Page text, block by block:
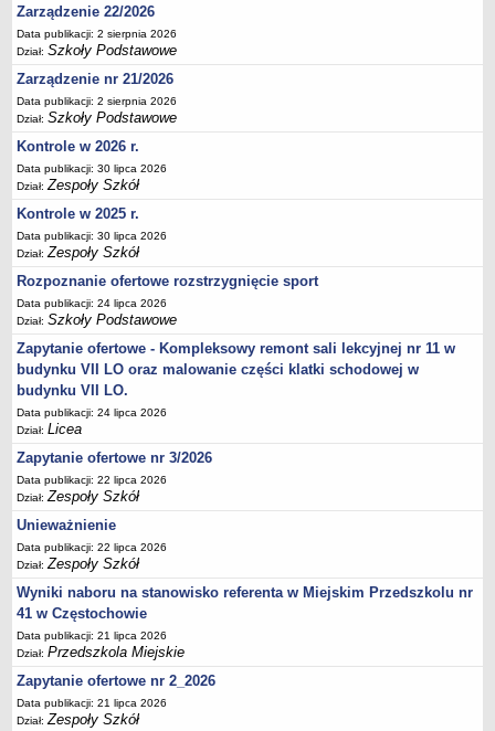
Majątek
Godziny dyżurów
Ogłoszenia
Zarządzenia
Rejestry, ewidencje, archiwa
Kontrole
PONOWNE WYKORZYSTYWANIE
Sprawozdania
Deklaracja dostępności
DEKLARACJA DOSTĘPNOŚCI
PONOWNE WYKORZYSTYWANIE
UDOSTĘPNIANIE INFORMACJI PUBLICZNEJ
OCHRONA DANYCH OSOBOWYCH
Zarządzenie 22/2026
Data publikacji: 2 sierpnia 2026
Dział:Szkoły Podstawowe
Zarządzenie nr 21/2026
Data publikacji: 2 sierpnia 2026
Dział:Szkoły Podstawowe
Kontrole w 2026 r.
Data publikacji: 30 lipca 2026
Dział:Zespoły Szkół
Kontrole w 2025 r.
Data publikacji: 30 lipca 2026
Dział:Zespoły Szkół
Rozpoznanie ofertowe rozstrzygnięcie sport
Data publikacji: 24 lipca 2026
Dział:Szkoły Podstawowe
Zapytanie ofertowe - Kompleksowy remont sali lekcyjnej nr 11 w
budynku VII LO oraz malowanie części klatki schodowej w
budynku VII LO.
Data publikacji: 24 lipca 2026
Dział:Licea
Zapytanie ofertowe nr 3/2026
Data publikacji: 22 lipca 2026
Dział:Zespoły Szkół
Unieważnienie
Data publikacji: 22 lipca 2026
Dział:Zespoły Szkół
Wyniki naboru na stanowisko referenta w Miejskim Przedszkolu nr
41 w Częstochowie
Data publikacji: 21 lipca 2026
Dział:Przedszkola Miejskie
Zapytanie ofertowe nr 2_2026
Data publikacji: 21 lipca 2026
Dział:Zespoły Szkół